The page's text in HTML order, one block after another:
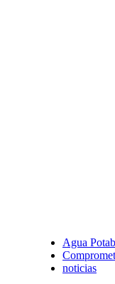
Agua
noticias